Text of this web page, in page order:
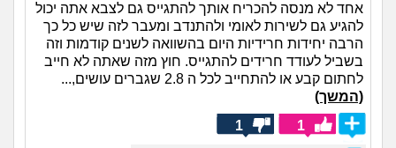
אחד לא מנסה להכריח אותך להתגייס גם לצבא אתה יכול
להגיע גם לשירות לאומי ולהתנדב ומעבר לזה שיש כל כך
הרבה יחידות חרידיות היום בהשוואה לשנים קודמות וזה
בשביל לעודד חרידים להתגייס. חוץ מזה שאתה לא חייב
לחתום קבע או להתחייב לכל ה 2.8 שגברים עושים,...
(המשך)
1
1